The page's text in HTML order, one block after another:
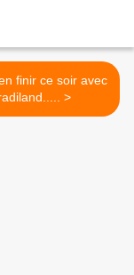
finir ce soir avec
Tradiland..... >